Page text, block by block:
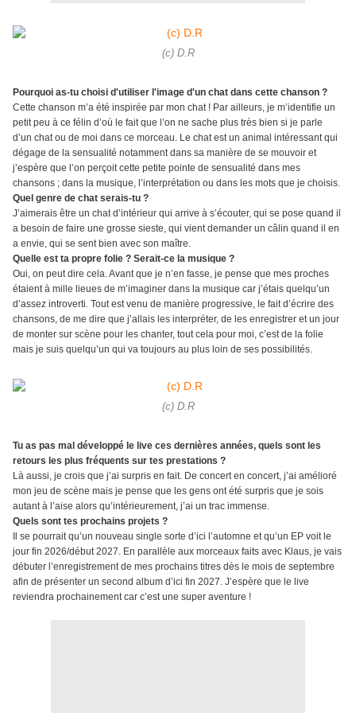
(c) D.R
Pourquoi as-tu choisi d'utiliser l'image d'un chat dans cette chanson ?
Cette chanson m’a été inspirée par mon chat ! Par ailleurs, je m’identifie un
petit peu à ce félin d’où le fait que l’on ne sache plus très bien si je parle
d’un chat ou de moi dans ce morceau. Le chat est un animal intéressant qui
dégage de la sensualité notamment dans sa manière de se mouvoir et
j’espère que l’on perçoit cette petite pointe de sensualité dans mes
chansons ; dans la musique, l’interprétation ou dans les mots que je choisis.
Quel genre de chat serais-tu ?
J’aimerais être un chat d’intérieur qui arrive à s’écouter, qui se pose quand il
a besoin de faire une grosse sieste, qui vient demander un câlin quand il en
a envie, qui se sent bien avec son maître.
Quelle est ta propre folie ? Serait-ce la musique ?
Oui, on peut dire cela. Avant que je n’en fasse, je pense que mes proches
étaient à mille lieues de m’imaginer dans la musique car j’étais quelqu’un
d’assez introverti. Tout est venu de manière progressive, le fait d’écrire des
chansons, de me dire que j’allais les interpréter, de les enregistrer et un jour
de monter sur scène pour les chanter, tout cela pour moi, c’est de la folie
mais je suis quelqu’un qui va toujours au plus loin de ses possibilités.
(c) D.R
Tu as pas mal développé le live ces dernières années, quels sont les
retours les plus fréquents sur tes prestations ?
Là aussi, je crois que j’ai surpris en fait. De concert en concert, j’ai amélioré
mon jeu de scène mais je pense que les gens ont été surpris que je sois
autant à l’aise alors qu’intérieurement, j’ai un trac immense.
Quels sont tes prochains projets ?
Il se pourrait qu’un nouveau single sorte d’ici l’automne et qu’un EP voit le
jour fin 2026/début 2027. En parallèle aux morceaux faits avec Klaus, je vais
débuter l’enregistrement de mes prochains titres dès le mois de septembre
afin de présenter un second album d’ici fin 2027. J’espère que le live
reviendra prochainement car c’est une super aventure !